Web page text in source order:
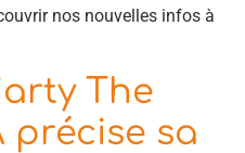
nos nouvelles infos à
The
précise sa